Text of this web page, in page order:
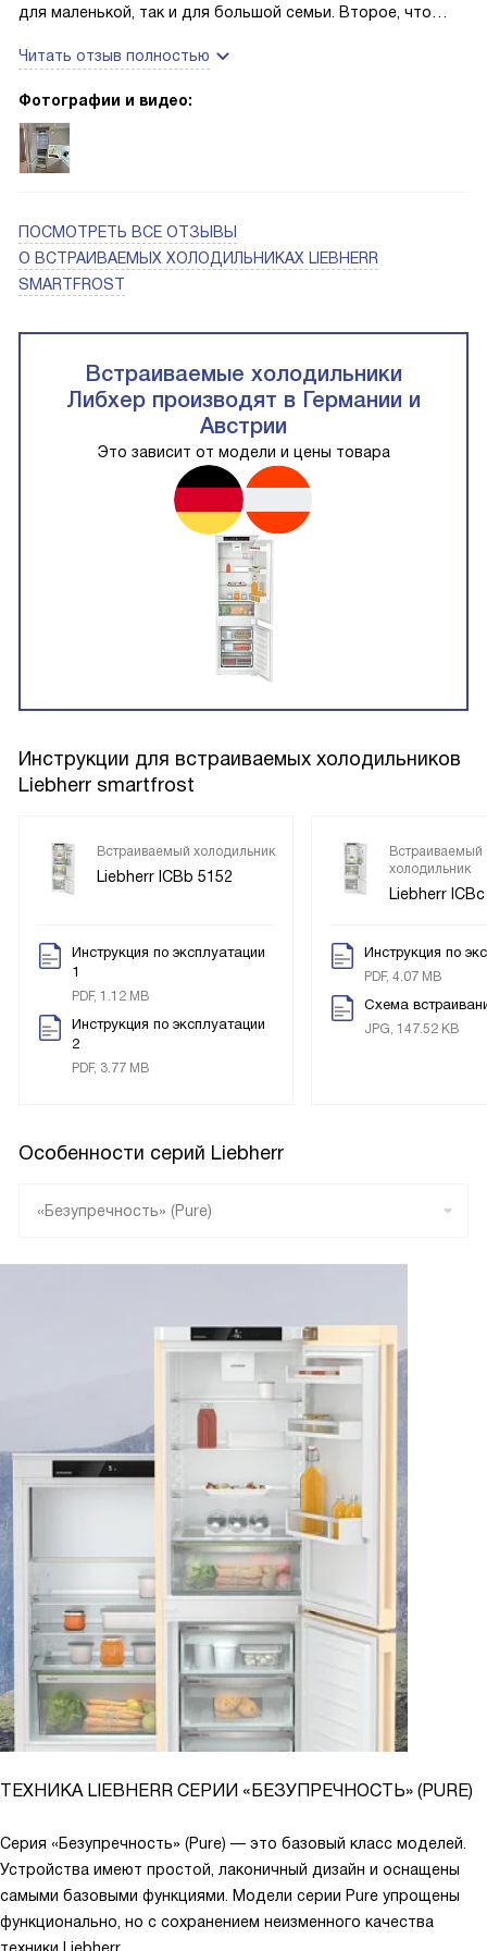
порадовала тихая работа.
для маленькой, так и для большой семьи. Второе, что
здесь даже предусмотрена функция "Шаббат" для
религиозных семей. Радует наличие зоны свежести,
разложить отдельно. В общем, производитель
предусмотрел все, чтоб наши продукты долгое время не
Читать отзыв полностью
Фотографии и видео:
ПОСМОТРЕТЬ ВСЕ ОТЗЫВЫ
О ВСТРАИВАЕМЫХ ХОЛОДИЛЬНИКАХ LIEBHERR
SMARTFROST
Встраиваемые холодильники
Либхер производят в Германии и
Австрии
Это зависит от модели и цены товара
Инструкции для встраиваемых холодильников
Liebherr smartfrost
Встраиваемый холодильник
Liebherr ICBb 5152
Инструкция по эксплуатации
1
PDF, 1.12 MB
Инструкция по эксплуатации
2
PDF, 3.77 MB
Встраиваемый
холодильник
Liebherr
Инструкция по
PDF, 4.07 MB
Схема
JPG, 147.52 KB
Особенности серий Liebherr
«Безупречность» (Pure)
«Плюс» (Plus)
ТЕХНИКА LIEBHERR СЕРИИ «БЕЗУПРЕЧНОСТЬ» (PURE)
Серия «Безупречность» (Pure) — это базовый класс моделей.
Устройства имеют простой, лаконичный дизайн и оснащены
самыми базовыми функциями. Модели серии Pure упрощены
функционально, но с сохранением неизменного качества